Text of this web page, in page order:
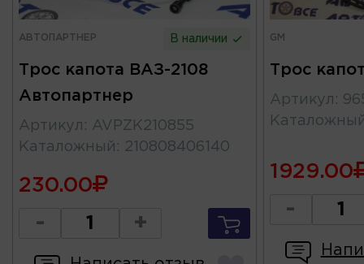
АВТОПАРТНЕР В наличии
Трос капота ВАЗ-2108
Автопартнер
Артикул : AVPZK210855
Каталожный : 210808406140
230.00
- +
GM
Трос
Артикул :
1929.00
-